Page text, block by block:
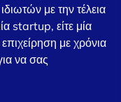
με την τέλεια
startup, είτε μία
με χρόνια
να σας